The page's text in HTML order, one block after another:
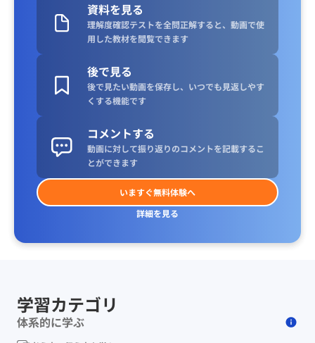
資料を見る
理解度確認テストを全問正解すると、動画で使
用した教材を閲覧できます
後で見る
後で見たい動画を保存し、いつでも見返しやす
くする機能です
コメントする
動画に対して振り返りのコメントを記載するこ
とができます
いますぐ無料体験へ
詳細を見る
学習カテゴリ
体系的に学ぶ